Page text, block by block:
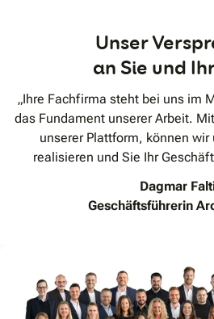
Unser
an Sie und
„Ihre Fachfirma steht bei uns im
das Fundament unserer Arbeit.
unserer Plattform, können
realisieren und Sie Ihr
Dagmar
Geschäftsführerin